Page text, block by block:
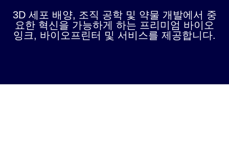
3D 세포 배양, 조직 공학 및 약물 개발에서 중
요한 혁신을 가능하게 하는 프리미엄 바이오
잉크, 바이오프린터 및 서비스를 제공합니다.